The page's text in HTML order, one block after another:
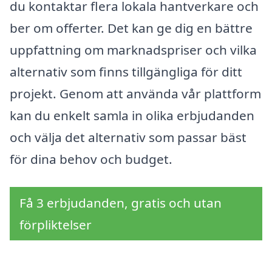
du kontaktar flera lokala hantverkare och
ber om offerter. Det kan ge dig en bättre
uppfattning om marknadspriser och vilka
alternativ som finns tillgängliga för ditt
projekt. Genom att använda vår plattform
kan du enkelt samla in olika erbjudanden
och välja det alternativ som passar bäst
för dina behov och budget.
Få 3 erbjudanden, gratis och utan
förpliktelser